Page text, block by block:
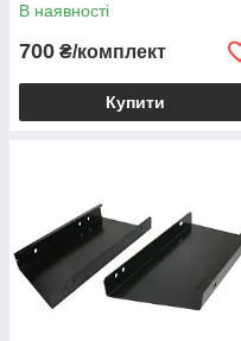
В наявності
700 ₴/комплект
Купити